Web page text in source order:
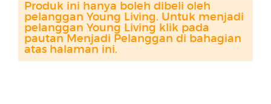
Produk ini hanya boleh dibeli oleh
pelanggan Young Living. Untuk menjadi
pelanggan Young Living klik pada
pautan Menjadi Pelanggan di bahagian
atas halaman ini.